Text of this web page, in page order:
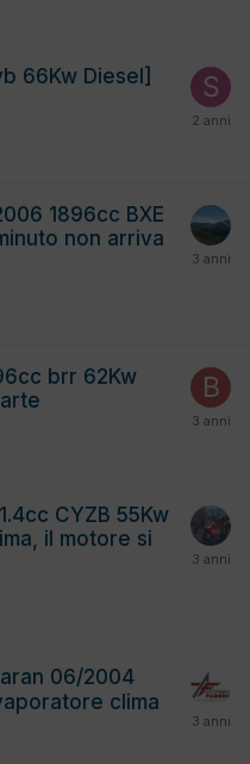
66Kw Diesel]
1896cc BXE
non arriva
brr 62Kw
CYZB 55Kw
il motore si
06/2004
clima